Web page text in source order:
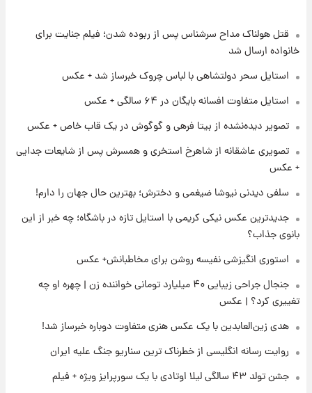
۱۴ ساعت پیش
۲۱ ساعت پیش
جدول
جهانی در آمریکا + فیلم
انقلاب/ویدیو
قتل هولناک مداح سرشناس پس از ربوده شدن؛ فیلم جنایت برای
خانواده ارسال شد
استایل سحر دولتشاهی با لباس چروک خبرساز شد + عکس
استایل متفاوت افسانه بایگان در ۶۴ سالگی + عکس
تصویر دیده‌نشده از بیتا فرهی و گوگوش در یک قاب خاص + عکس
تصویری عاشقانه از شاهرخ استخری و همسرش پس از شایعات جدایی
+ عکس
سلفی دیدنی نیوشا ضیغمی و دخترش؛ بهترین حال جهان را دارم!
جدیدترین عکس نیکی کریمی با استایل تازه در باشگاه؛ چه خبر از این
بانوی جذاب؟
استوری انگیزشی نفیسه روشن برای مخاطبانش+ عکس
جنجال جراحی زیبایی ۴۰ میلیارد تومانی خواننده زن | چهره او چه
تغییری کرد؟ | عکس
هدی زین‌العابدین با یک عکس هنری متفاوت دوباره خبرساز شد!
روایت رسانه انگلیسی از خطرناک ترین سناریو جنگ علیه ایران
جشن تولد ۴۳ سالگی لیلا اوتادی با یک سورپرایز ویژه + فیلم